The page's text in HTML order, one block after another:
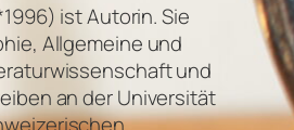
ist Autorin. Sie
Allgemeine und
und
an der Universität